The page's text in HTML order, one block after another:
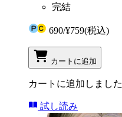
完結
690/¥759(税込)
カートに追加
カートに追加しました
試し読み